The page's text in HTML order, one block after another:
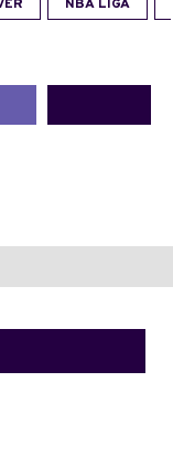
NBA LIGA